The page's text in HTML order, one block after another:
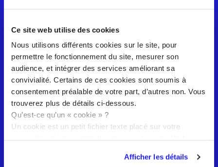
Ce site web utilise des cookies
Nous utilisons différents cookies sur le site, pour
permettre le fonctionnement du site, mesurer son
audience, et intégrer des services améliorant sa
convivialité. Certains de ces cookies sont soumis à
consentement préalable de votre part, d’autres non. Vous
trouverez plus de détails ci-dessous.
Qu’est-ce qu’un « cookie » ?
Un cookie est un petit fichier texte placé sur votre
faire fonctionner les sites Web, ou pour en améliorer le
Afficher les détails